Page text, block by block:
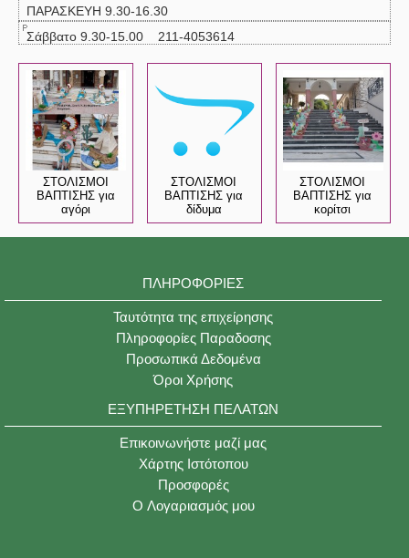
ΠΑΡΑΣΚΕΥΗ 9.30-16.30
Σάββατο 9.30-15.00 211-4053614
ΣΤΟΛΙΣΜΟΙ
ΒΑΠΤΙΣΗΣ για
αγόρι
ΣΤΟΛΙΣΜΟΙ
ΒΑΠΤΙΣΗΣ για
δίδυμα
ΣΤΟΛΙΣΜΟΙ
ΒΑΠΤΙΣΗΣ για
κορίτσι
ΠΛΗΡΟΦΟΡΊΕΣ
Ταυτότητα της επιχείρησης
Πληροφορίες Παραδοσης
Προσωπικά Δεδομένα
Όροι Χρήσης
ΕΞΥΠΗΡΈΤΗΣΗ ΠΕΛΑΤΏΝ
Επικοινωνήστε μαζί μας
Χάρτης Ιστότοπου
Προσφορές
O Λογαριασμός μου